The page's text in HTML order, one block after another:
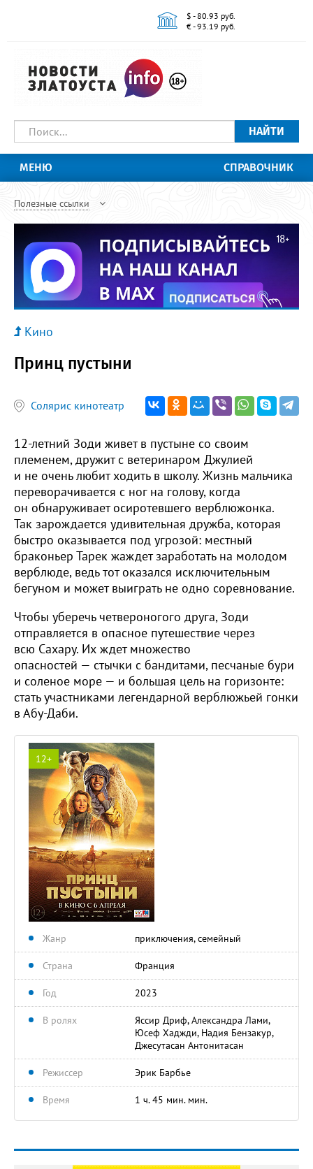
$ - 80.93 руб.
€ - 93.19 руб.
НАЙТИ
МЕНЮ СПРАВОЧНИК
Полезные ссылки
Кино
Принц пустыни
Солярис кинотеатр
12-летний Зоди живет в пустыне со своим
племенем, дружит с ветеринаром Джулией
и не очень любит ходить в школу. Жизнь мальчика
переворачивается с ног на голову, когда
он обнаруживает осиротевшего верблюжонка.
Так зарождается удивительная дружба, которая
быстро оказывается под угрозой: местный
браконьер Тарек жаждет заработать на молодом
верблюде, ведь тот оказался исключительным
бегуном и может выиграть не одно соревнование.
Чтобы уберечь четвероногого друга, Зоди
отправляется в опасное путешествие через
всю Сахару. Их ждет множество
опасностей — стычки с бандитами, песчаные бури
и соленое море — и большая цель на горизонте:
стать участниками легендарной верблюжьей гонки
в Абу-Даби.
12+
Жанр приключения, семейный
Страна Франция
Год 2023
В ролях
Яссир Дриф, Александра Лами,
Юсеф Хаджди, Надия Бензакур,
Джесутасан Антонитасан
Режиссер Эрик Барбье
Время 1 ч. 45 мин. мин.